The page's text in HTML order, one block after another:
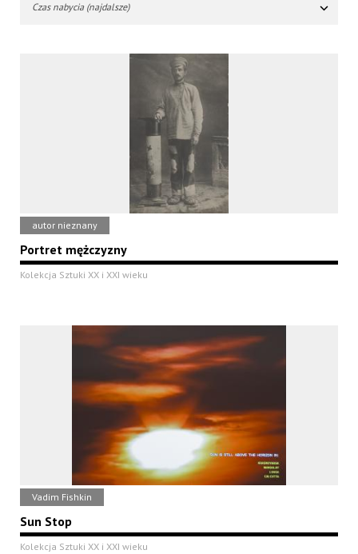
Czas nabycia (najdalsze)
autor nieznany
Portret mężczyzny
Kolekcja Sztuki XX i XXI wieku
Vadim Fishkin
Sun Stop
Kolekcja Sztuki XX i XXI wieku